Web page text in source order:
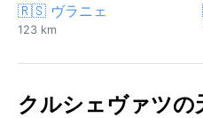
🇷🇸 ヴラニェ
123 km
クルシェヴァツ